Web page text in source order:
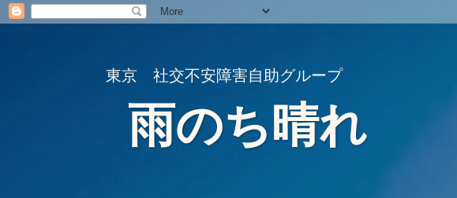
東京 社交不安障害自助グループ
雨のち晴れ